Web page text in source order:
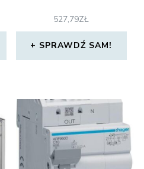
527,79ZŁ
SPRAWDŹ SAM!